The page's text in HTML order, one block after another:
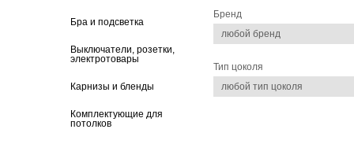
Бра и подсветка
Выключатели, розетки,
электротовары
Карнизы и бленды
Комплектующие для
потолков
Бренд
любой бренд
Тип цоколя
любой тип цоколя